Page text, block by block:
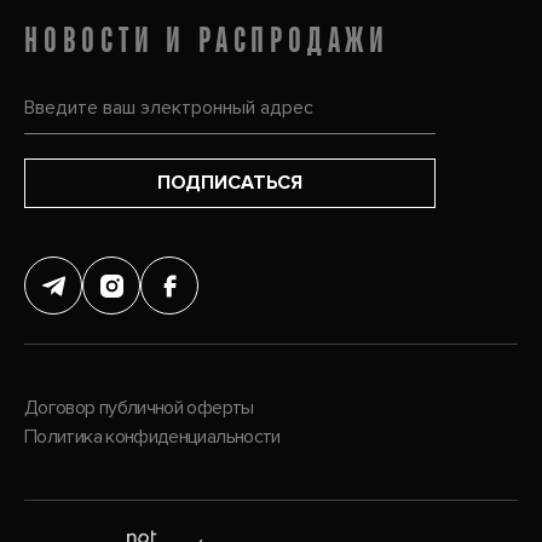
НОВОСТИ И РАСПРОДАЖИ
ПОДПИСАТЬСЯ
Договор публичной оферты
Политика конфиденциальности